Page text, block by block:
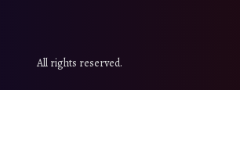
All rights reserved.